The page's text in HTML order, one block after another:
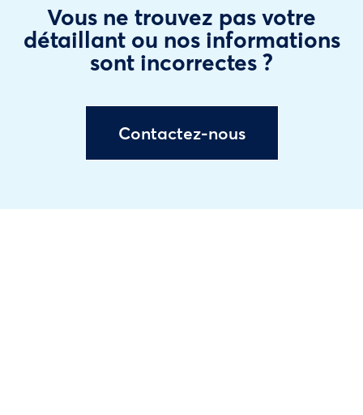
Vous ne trouvez pas votre
détaillant ou nos informations
sont incorrectes ?
Contactez-nous